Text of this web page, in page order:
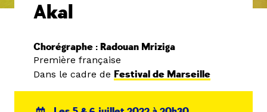
Akal
Chorégraphe : Radouan Mriziga
Première française
Dans le cadre de Festival de Marseille